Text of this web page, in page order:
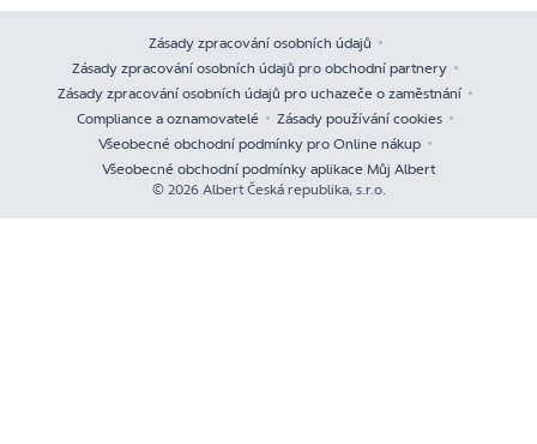
Zásady zpracování osobních údajů
Zásady zpracování osobních údajů pro obchodní partnery
Zásady zpracování osobních údajů pro uchazeče o zaměstnání
Compliance a oznamovatelé
Zásady používání cookies
Všeobecné obchodní podmínky pro Online nákup
Všeobecné obchodní podmínky aplikace Můj Albert
© 2026 Albert Česká republika, s.r.o.